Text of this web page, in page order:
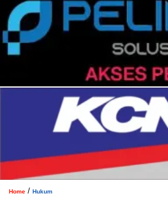
Home / Hukum